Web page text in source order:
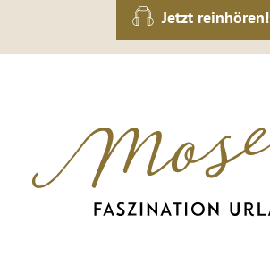
Jetzt reinhören!